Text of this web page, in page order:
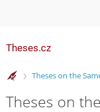
Theses.cz
>
Theses on the
Theses on